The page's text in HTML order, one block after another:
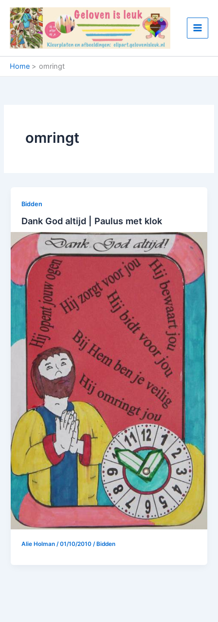
naar
inhoud
Home omringt
omringt
Bidden
Dank God altijd | Paulus met klok
Alie Holman/01/10/2010/ Bidden